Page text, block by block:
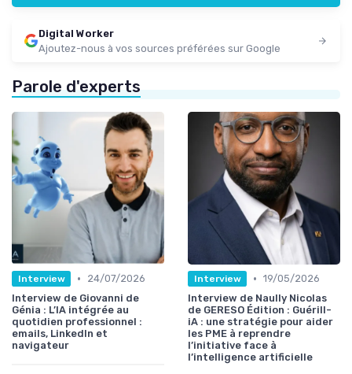
Digital Worker
Ajoutez-nous à vos sources préférées sur Google
Parole d'experts
Interview •
24/07/2026
Interview de Giovanni de
Génia : L’IA intégrée au
quotidien professionnel :
emails, LinkedIn et
navigateur
Interview • 19/05/2026
Interview de Naully Nicolas
de GERESO Édition : Guérill-
iA : une stratégie pour aider
les PME à reprendre
l’initiative face à
l’intelligence artificielle